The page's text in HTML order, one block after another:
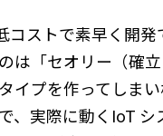
コストで素早く開
は「セオリー（確
イプを作ってしま
、実際に動くIoT